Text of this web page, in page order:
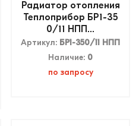
Радиатор отопления
Теплоприбор БР1-35
0/11 НПП...
Артикул: БР1-350/11 НПП
Наличие: 0
по запросу